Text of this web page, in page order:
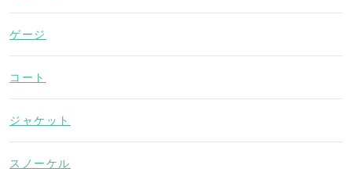
ゲージ
コート
ジャケット
スノーケル